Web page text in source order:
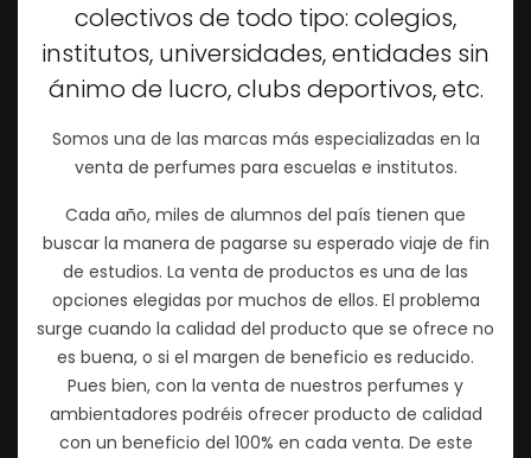
colectivos de todo tipo: colegios,
institutos, universidades, entidades sin
ánimo de lucro, clubs deportivos, etc.
Somos una de las marcas más especializadas en la
venta de perfumes para escuelas e institutos.
Cada año, miles de alumnos del país tienen que
buscar la manera de pagarse su esperado viaje de fin
de estudios. La venta de productos es una de las
opciones elegidas por muchos de ellos. El problema
surge cuando la calidad del producto que se ofrece no
es buena, o si el margen de beneficio es reducido.
Pues bien, con la venta de nuestros perfumes y
ambientadores podréis ofrecer producto de calidad
con un beneficio del 100% en cada venta. De este